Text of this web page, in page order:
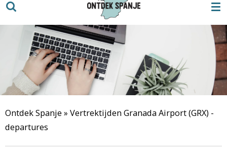
Ontdek Spanje » Vertrektijden Granada Airport (GRX) -
departures